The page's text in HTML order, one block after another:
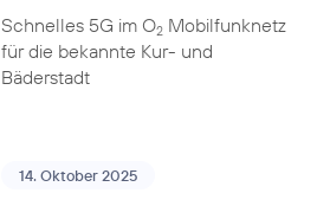
Schnelles 5G im O2Mobilfunknetz
für die bekannte Kur- und
Bäderstadt
14. Oktober 2025